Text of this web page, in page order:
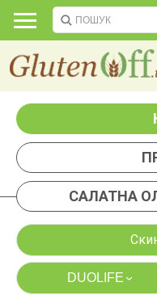
САЛАТНА
DUOLIFE›